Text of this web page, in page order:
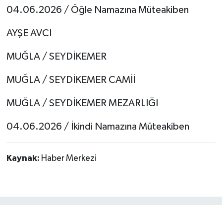
04.06.2026 / Öğle Namazına Müteakiben
AYŞE AVCI
MUĞLA / SEYDİKEMER
MUĞLA / SEYDİKEMER CAMİİ
MUĞLA / SEYDİKEMER MEZARLIĞI
04.06.2026 / İkindi Namazına Müteakiben
Kaynak: Haber Merkezi